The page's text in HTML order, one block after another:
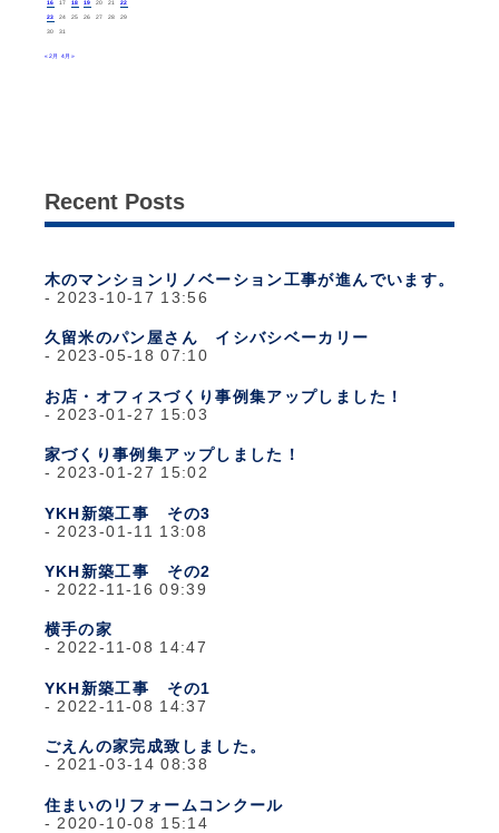
16 17 18 19 20 21 22
23 24 25 26 27 28 29
30 31
« 2月 4月 »
Recent Posts
木のマンションリノベーション工事が進んでいます。
2023-10-17 13:56
久留米のパン屋さん イシバシベーカリー
2023-05-18 07:10
お店・オフィスづくり事例集アップしました！
2023-01-27 15:03
家づくり事例集アップしました！
2023-01-27 15:02
YKH新築工事 その3
2023-01-11 13:08
YKH新築工事 その2
2022-11-16 09:39
横手の家
2022-11-08 14:47
YKH新築工事 その1
2022-11-08 14:37
ごえんの家完成致しました。
2021-03-14 08:38
住まいのリフォームコンクール
2020-10-08 15:14